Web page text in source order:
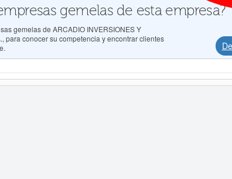
gemelas de esta empresa?
gemelas de ARCADIO INVERSIONES Y
para conocer su competencia y encontrar clientes